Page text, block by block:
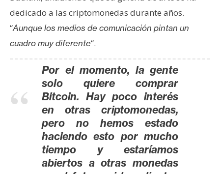
dedicado a las criptomonedas durante años.
“Aunque los medios de comunicación pintan un
cuadro muy diferente“.
Por el momento, la gente
solo quiere comprar
Bitcoin. Hay poco interés
en otras criptomonedas,
pero no hemos estado
haciendo esto por mucho
tiempo y estaríamos
abiertos a otras monedas